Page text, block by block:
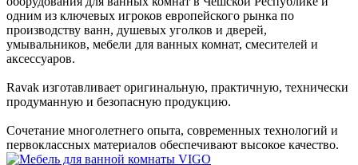
одним из ключевых игроков европейского рынка по
производству ванн, душевых уголков и дверей,
умывальников, мебели для ванных комнат, смесителей и
аксессуаров.
Ravak изготавливает оригинальную, практичную, технически
продуманную и безопасную продукцию.
Сочетание многолетнего опыта, современных технологий и
первоклассных материалов обеспечивают высокое качество.